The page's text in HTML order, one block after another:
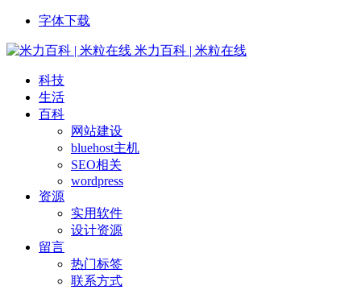
字体下载
米力百科 | 米粒在线
科技
生活
百科
网站建设
bluehost主机
SEO相关
wordpress
资源
实用软件
设计资源
留言
热门标签
联系方式